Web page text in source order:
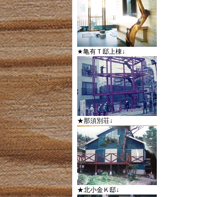
★亀有Ｔ邸上棟↓
★那須別荘↓
★北小金Ｋ邸↓